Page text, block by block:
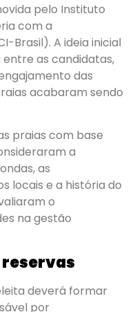
pelo Instituto
com a
Brasil). A ideia inicial
as candidatas,
das
acabaram sendo
praias com base
a
as
locais e a história do
o
na gestão
deverá formar
por